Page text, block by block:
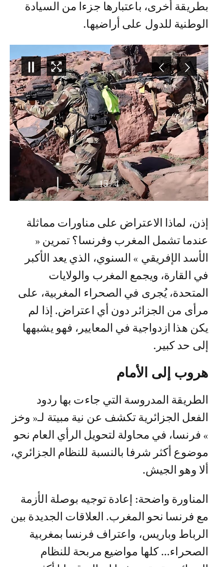
بطريقة أخرى، باعتبارها جزءا من السيادة
الوطنية للدول على أراضيها.
5
/
15
إذن، لماذا الاعتراض على مناورات مماثلة
عندما تشمل المغرب وفرنسا؟ تمرين «
الأسد الإفريقي » السنوي، الذي يعد الأكبر
في القارة، ويجمع المغرب والولايات
المتحدة، يُجرى في الصحراء المغربية، على
مرأى من الجزائر دون أي اعتراض. إذا لم
يكن هذا ازدواجية في المعايير، فهو يشبهها
إلى حد كبير.
هروب إلى الأمام
الطريقة المدروسة التي جاءت بها ردود
الفعل الجزائرية تكشف عن نية مبيتة لـ« وخز
» فرنسا، في محاولة لتحويل الرأي العام نحو
موضوع أكثر شرفا بالنسبة للنظام الجزائري،
ألا وهو الجيش.
المناورة واضحة: إعادة توجيه بوصلة الأزمة
مع فرنسا نحو المغرب. العلاقات الجديدة بين
الرباط وباريس، واعتراف فرنسا بمغربية
الصحراء... كلها مواضيع مربحة للنظام